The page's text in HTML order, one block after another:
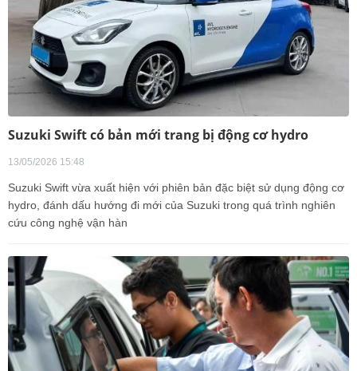
Suzuki Swift có bản mới trang bị động cơ hydro
13/05/2026 15:48
Suzuki Swift vừa xuất hiện với phiên bản đặc biệt sử dụng động cơ
hydro, đánh dấu hướng đi mới của Suzuki trong quá trình nghiên
cứu công nghệ vận hàn